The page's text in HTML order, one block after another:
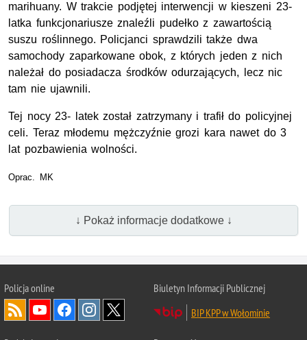
marihuany. W trakcie podjętej interwencji w kieszeni 23-
latka funkcjonariusze znaleźli pudełko z zawartością
suszu roślinnego. Policjanci sprawdzili także dwa
samochody zaparkowane obok, z których jeden z nich
należał do posiadacza środków odurzających, lecz nic
tam nie ujawnili.
Tej nocy 23- latek został zatrzymany i trafił do policyjnej
celi. Teraz młodemu mężczyźnie grozi kara nawet do 3
lat pozbawienia wolności.
Oprac. MK
↓ Pokaż informacje dodatkowe ↓
Policja online
Biuletyn Informacji Publicznej
BIP KPP w Wołominie